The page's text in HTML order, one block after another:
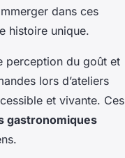
dans ces
histoire unique.
perception du goût et
lors d’ateliers
et vivante. Ces
gastronomiques